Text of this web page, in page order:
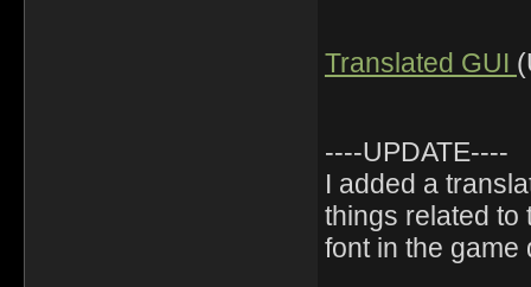
Translated GUI
----UPDATE----
I added a
things related to
font in the game